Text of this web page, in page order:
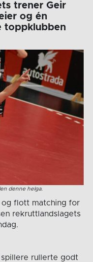
trener Geir
og én
toppklubben
denne helga.
flott matching for
rekruttlandslagets
rullerte godt